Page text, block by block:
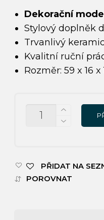
Dekorační
Stylový doplněk
Trvanlivý
Kvalitní ruční
Rozměr: 59 x 16 x
MNOŽSTVÍ
PŘIDAT NA
POROVNAT